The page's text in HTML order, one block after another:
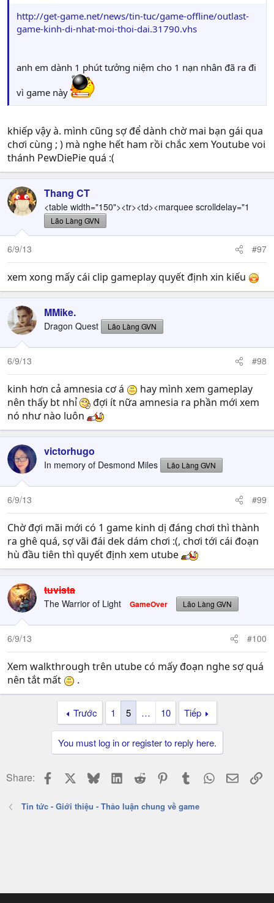
http://get-game.net/news/tin-tuc/game-offline/outlast-
game-kinh-di-nhat-moi-thoi-dai.31790.vhs
anh em dành 1 phút tưởng niệm cho 1 nạn nhân đã ra đi
vì game này
khiếp vậy à. mình cũng sợ để dành chờ mai bạn gái qua
chơi cùng ; ) mà nghe hết ham rồi chắc xem Youtube voi
thánh PewDiePie quá :(
Thang CT
<table width="150"><tr><td><marquee scrolldelay="1
Lão Làng GVN
6/9/13 #97
xem xong mấy cái clip gameplay quyết định xin kiếu
MMike.
Dragon Quest Lão Làng GVN
6/9/13 #98
kinh hơn cả amnesia cơ á
hay mình xem gameplay
nên thấy bt nhỉ
đợi ít nữa amnesia ra phần mới xem
nó như nào luôn
victorhugo
In memory of Desmond Miles Lão Làng GVN
6/9/13 #99
Chờ đợi mãi mới có 1 game kinh dị đáng chơi thì thành
ra ghê quá, sợ vãi đái dek dám chơi :(, chơi tới cái đoạn
hù đầu tiên thì quyết định xem utube
tuvista
The Warrior of Light GameOver Lão Làng GVN
6/9/13 #100
Xem walkthrough trên utube có mấy đoạn nghe sợ quá
nên tắt mất
.
Trước 1 5 … 10 Tiếp
You must log in or register to reply here.
Share: Facebook BlueskyLinkedIn
Reddit PinterestTumblr WhatsApp
Email
Tin tức - Giới thiệu - Thảo luận chung về game